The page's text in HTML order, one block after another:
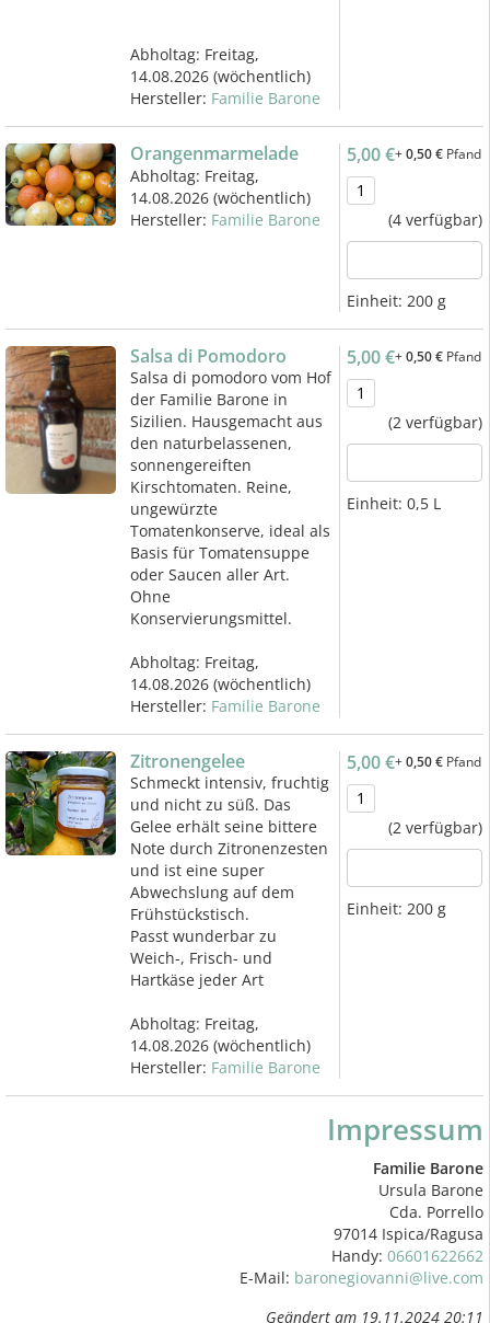
Abholtag: Freitag,
14.08.2026(wöchentlich)
Hersteller: Familie Barone
Orangenmarmelade
Abholtag: Freitag,
14.08.2026(wöchentlich)
Hersteller: Familie Barone
5,00 €+0,50 €Pfand
(4 verfügbar)
Einheit: 200 g
Salsa di Pomodoro
Salsa di pomodoro vom Hof
der Familie Barone in
Sizilien. Hausgemacht aus
den naturbelassenen,
sonnengereiften
Kirschtomaten. Reine,
ungewürzte
Tomatenkonserve, ideal als
Basis für Tomatensuppe
oder Saucen aller Art.
Ohne
Konservierungsmittel.
Abholtag: Freitag,
14.08.2026(wöchentlich)
Hersteller: Familie Barone
5,00 €+0,50 €Pfand
(2 verfügbar)
Einheit: 0,5 L
Zitronengelee
Schmeckt intensiv, fruchtig
und nicht zu süß. Das
Gelee erhält seine bittere
Note durch Zitronenzesten
und ist eine super
Abwechslung auf dem
Frühstückstisch.
Passt wunderbar zu
Weich-, Frisch- und
Hartkäse jeder Art
Abholtag: Freitag,
14.08.2026(wöchentlich)
Hersteller: Familie Barone
5,00 €+0,50 €Pfand
(2 verfügbar)
Einheit: 200 g
Impressum
Familie Barone
Ursula Barone
Cda. Porrello
97014 Ispica/Ragusa
Handy: 06601622662
E-Mail: baronegiovanni@live.com
Geändert am 19.11.2024 20:11